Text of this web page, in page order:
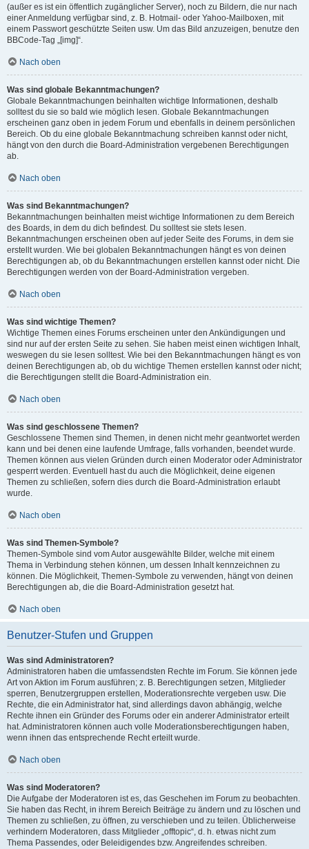
(außer es ist ein öffentlich zugänglicher Server), noch zu Bildern, die nur nach
einer Anmeldung verfügbar sind, z. B. Hotmail- oder Yahoo-Mailboxen, mit
einem Passwort geschützte Seiten usw. Um das Bild anzuzeigen, benutze den
BBCode-Tag „[img]“.
Nach oben
Was sind globale Bekanntmachungen?
Globale Bekanntmachungen beinhalten wichtige Informationen, deshalb
solltest du sie so bald wie möglich lesen. Globale Bekanntmachungen
erscheinen ganz oben in jedem Forum und ebenfalls in deinem persönlichen
Bereich. Ob du eine globale Bekanntmachung schreiben kannst oder nicht,
hängt von den durch die Board-Administration vergebenen Berechtigungen
ab.
Nach oben
Was sind Bekanntmachungen?
Bekanntmachungen beinhalten meist wichtige Informationen zu dem Bereich
des Boards, in dem du dich befindest. Du solltest sie stets lesen.
Bekanntmachungen erscheinen oben auf jeder Seite des Forums, in dem sie
erstellt wurden. Wie bei globalen Bekanntmachungen hängt es von deinen
Berechtigungen ab, ob du Bekanntmachungen erstellen kannst oder nicht. Die
Berechtigungen werden von der Board-Administration vergeben.
Nach oben
Was sind wichtige Themen?
Wichtige Themen eines Forums erscheinen unter den Ankündigungen und
sind nur auf der ersten Seite zu sehen. Sie haben meist einen wichtigen Inhalt,
weswegen du sie lesen solltest. Wie bei den Bekanntmachungen hängt es von
deinen Berechtigungen ab, ob du wichtige Themen erstellen kannst oder nicht;
die Berechtigungen stellt die Board-Administration ein.
Nach oben
Was sind geschlossene Themen?
Geschlossene Themen sind Themen, in denen nicht mehr geantwortet werden
kann und bei denen eine laufende Umfrage, falls vorhanden, beendet wurde.
Themen können aus vielen Gründen durch einen Moderator oder Administrator
gesperrt werden. Eventuell hast du auch die Möglichkeit, deine eigenen
Themen zu schließen, sofern dies durch die Board-Administration erlaubt
wurde.
Nach oben
Was sind Themen-Symbole?
Themen-Symbole sind vom Autor ausgewählte Bilder, welche mit einem
Thema in Verbindung stehen können, um dessen Inhalt kennzeichnen zu
können. Die Möglichkeit, Themen-Symbole zu verwenden, hängt von deinen
Berechtigungen ab, die die Board-Administration gesetzt hat.
Nach oben
Benutzer-Stufen und Gruppen
Was sind Administratoren?
Administratoren haben die umfassendsten Rechte im Forum. Sie können jede
Art von Aktion im Forum ausführen; z. B. Berechtigungen setzen, Mitglieder
sperren, Benutzergruppen erstellen, Moderationsrechte vergeben usw. Die
Rechte, die ein Administrator hat, sind allerdings davon abhängig, welche
Rechte ihnen ein Gründer des Forums oder ein anderer Administrator erteilt
hat. Administratoren können auch volle Moderationsberechtigungen haben,
wenn ihnen das entsprechende Recht erteilt wurde.
Nach oben
Was sind Moderatoren?
Die Aufgabe der Moderatoren ist es, das Geschehen im Forum zu beobachten.
Sie haben das Recht, in ihrem Bereich Beiträge zu ändern und zu löschen und
Themen zu schließen, zu öffnen, zu verschieben und zu teilen. Üblicherweise
verhindern Moderatoren, dass Mitglieder „offtopic“, d. h. etwas nicht zum
Thema Passendes, oder Beleidigendes bzw. Angreifendes schreiben.